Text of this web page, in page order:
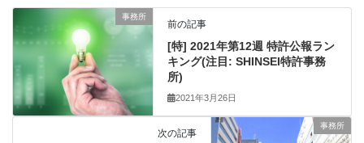
事務所
前の記事
[特] 2021年第12週 特許公報ラン
キング(注目: SHINSEI特許事務
所)
2021年3月26日
事務所
次の記事